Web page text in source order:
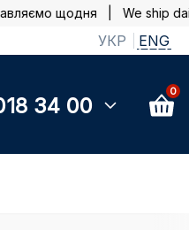
щодня | We ship
УКР ENG
34 00
0